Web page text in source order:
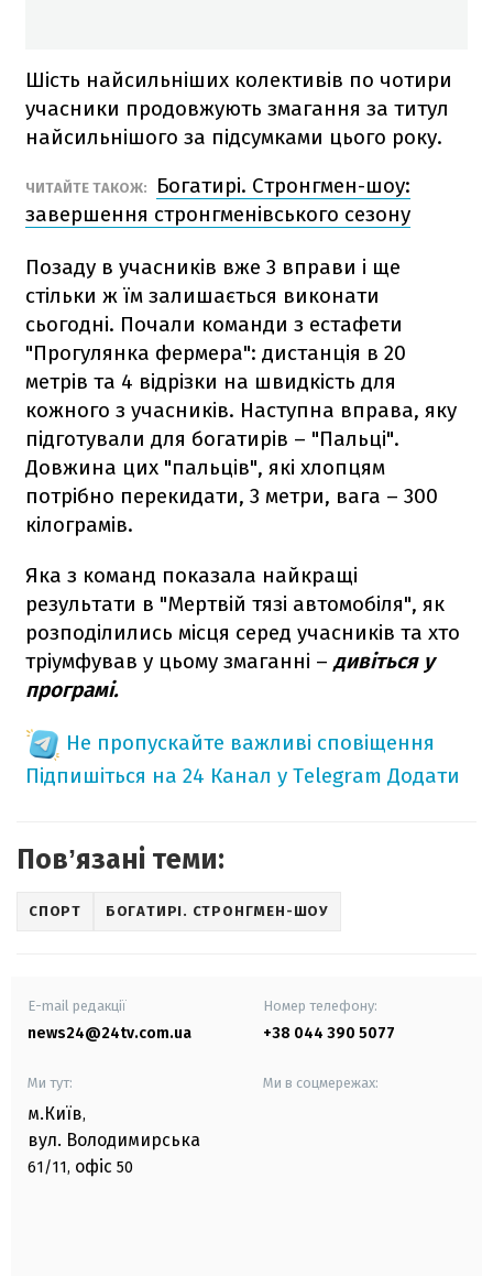
Шість найсильніших колективів по чотири
учасники продовжують змагання за титул
найсильнішого за підсумками цього року.
ЧИТАЙТЕ ТАКОЖ:
Богатирі. Стронгмен-шоу:
завершення стронгменівського сезону
Позаду в учасників вже 3 вправи і ще
стільки ж їм залишається виконати
сьогодні. Почали команди з естафети
"Прогулянка фермера": дистанція в 20
метрів та 4 відрізки на швидкість для
кожного з учасників. Наступна вправа, яку
підготували для богатирів – "Пальці".
Довжина цих "пальців", які хлопцям
потрібно перекидати, 3 метри, вага – 300
кілограмів.
Яка з команд показала найкращі
результати в "Мертвій тязі автомобіля", як
розподілились місця серед учасників та хто
тріумфував у цьому змаганні – дивіться у
програмі.
Не пропускайте важливі сповіщення
Підпишіться на 24 Канал у Telegram Додати
Повʼязані теми:
СПОРТ БОГАТИРІ. СТРОНГМЕН-ШОУ
E-mail редакції
news24@24tv.com.ua
Номер телефону:
+38 044 390 5077
Ми тут:
м.Київ,
вул. Володимирська
61/11, офіс 50
Ми в соцмережах: